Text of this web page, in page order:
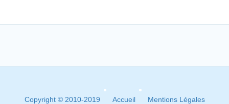
Copyright © 2010-2019 Accueil Mentions Légales